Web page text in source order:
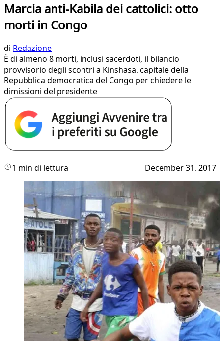
Marcia anti-Kabila dei cattolici: otto
morti in Congo
di Redazione
È di almeno 8 morti, inclusi sacerdoti, il bilancio
provvisorio degli scontri a Kinshasa, capitale della
Repubblica democratica del Congo per chiedere le
dimissioni del presidente
1 min di lettura December 31, 2017